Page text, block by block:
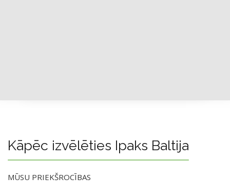
Kāpēc izvēlēties Ipaks Baltija
MŪSU PRIEKŠROCĪBAS